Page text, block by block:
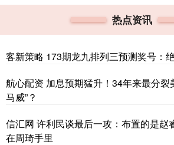
热点资讯
客新策略 173期龙九排列三预测奖号：
航心配资 加息预期猛升！34年来最分裂
马威”？
信汇网 许利民谈最后一攻：布置的是赵
在周琦手里